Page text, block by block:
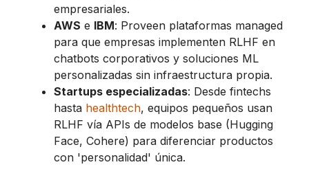
empresariales.
AWS e IBM: Proveen plataformas managed
para que empresas implementen RLHF en
chatbots corporativos y soluciones ML
personalizadas sin infraestructura propia.
Startups especializadas: Desde fintechs
hasta healthtech, equipos pequeños usan
RLHF vía APIs de modelos base (Hugging
Face, Cohere) para diferenciar productos
con 'personalidad' única.